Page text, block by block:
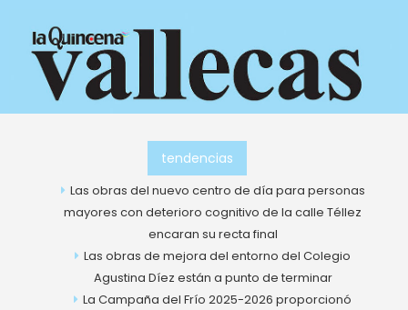
contenido
tendencias
Las obras del nuevo centro de día para personas
mayores con deterioro cognitivo de la calle Téllez
encaran su recta final
Las obras de mejora del entorno del Colegio
Agustina Díez están a punto de terminar
La Campaña del Frío 2025-2026 proporcionó